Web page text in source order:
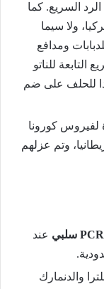
في قوة الرد السريع. كما
ولا سيما
ومدافع
التابعة للناتو
في قمة ويلز لعام 2014.ردا للحلف على ضم
لفيروس كورونا
وتم عزلهم
عند
والدنمارك